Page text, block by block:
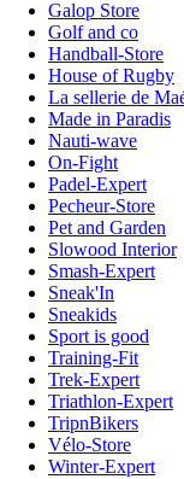
Galop Store
Golf and co
Handball-Store
House of Rugby
La sellerie de
Made in Paradis
Nauti-wave
On-Fight
Padel-Expert
Pecheur-Store
Pet and Garden
Slowood Interior
Smash-Expert
Sneak'In
Sneakids
Sport is good
Training-Fit
Trek-Expert
Triathlon-Expert
TripnBikers
Vélo-Store
Winter-Expert